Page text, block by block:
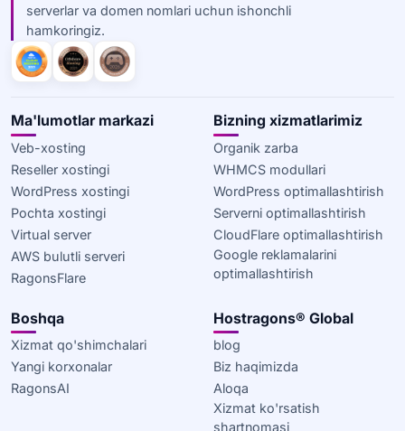
serverlar va domen nomlari uchun ishonchli
hamkoringiz.
Ma'lumotlar markazi
Veb-xosting
Reseller xostingi
WordPress xostingi
Pochta xostingi
Virtual server
AWS bulutli serveri
RagonsFlare
Bizning xizmatlarimiz
Organik zarba
WHMCS modullari
WordPress optimallashtirish
Serverni optimallashtirish
CloudFlare optimallashtirish
Google reklamalarini
optimallashtirish
Boshqa
Xizmat qo'shimchalari
Yangi korxonalar
RagonsAI
Hostragons® Global
blog
Biz haqimizda
Aloqa
Xizmat ko'rsatish
shartnomasi